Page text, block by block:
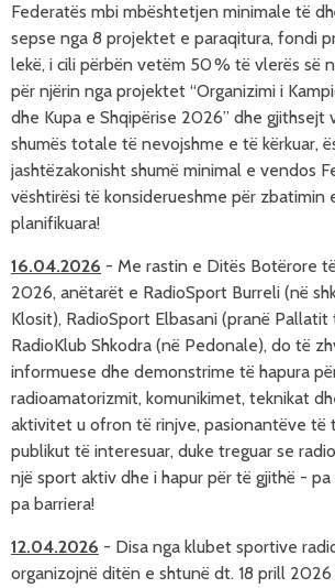
Federatës mbi mbështetjen minimale të
sepse nga 8 projektet e paraqitura, fondi
lekë, i cili përbën vetëm 50 % të vlerës së
për njërin nga projektet “Organizimi i
dhe Kupa e Shqipërise 2026” dhe gjithsejt
shumës totale të nevojshme e të kërkuar,
jashtëzakonisht shumë minimal e vendos
vështirësi të konsiderueshme për zbatimin
planifikuara!
16.04.2026 - Me rastin e Ditës Botërore
2026, anëtarët e RadioSport Burreli (në
Klosit), RadioSport Elbasani (pranë
RadioKlub Shkodra (në Pedonale), do të
informuese dhe demonstrime të hapura
radioamatorizmit, komunikimet, teknikat
aktivitet u ofron të rinjve, pasionantëve të
publikut të interesuar, duke treguar se
një sport aktiv dhe i hapur për të gjithë - pa
pa barriera!
12.04.2026 - Disa nga klubet sportive
organizojnë ditën e shtunë dt. 18 prill